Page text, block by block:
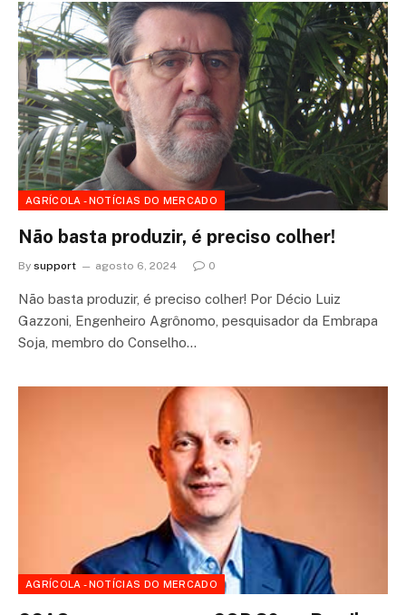
AGRÍCOLA - NOTÍCIAS DO MERCADO
Não basta produzir, é preciso colher!
By support agosto 6, 2024 0
Não basta produzir, é preciso colher! Por Décio Luiz
Gazzoni, Engenheiro Agrônomo, pesquisador da Embrapa
Soja, membro do Conselho…
AGRÍCOLA - NOTÍCIAS DO MERCADO